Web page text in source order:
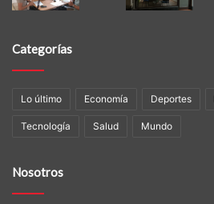
Categorías
Lo último Economía Deportes
Tecnología Salud Mundo
Nosotros